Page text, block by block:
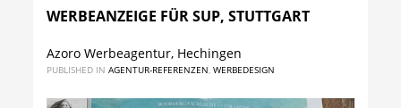
WERBEANZEIGE FÜR SUP, STUTTGART
Azoro Werbeagentur, Hechingen
PUBLISHED IN AGENTUR-REFERENZEN,WERBEDESIGN